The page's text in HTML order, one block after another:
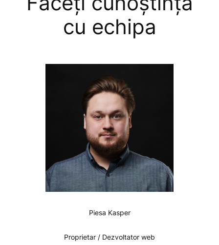
cu echipa
Piesa Kasper
Proprietar / Dezvoltator web